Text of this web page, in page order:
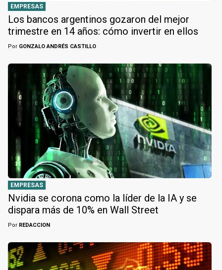
EMPRESAS
Los bancos argentinos gozaron del mejor
trimestre en 14 años: cómo invertir en ellos
Por GONZALO ANDRÉS CASTILLO
EMPRESAS
Nvidia se corona como la líder de la IA y se
dispara más de 10% en Wall Street
Por REDACCION